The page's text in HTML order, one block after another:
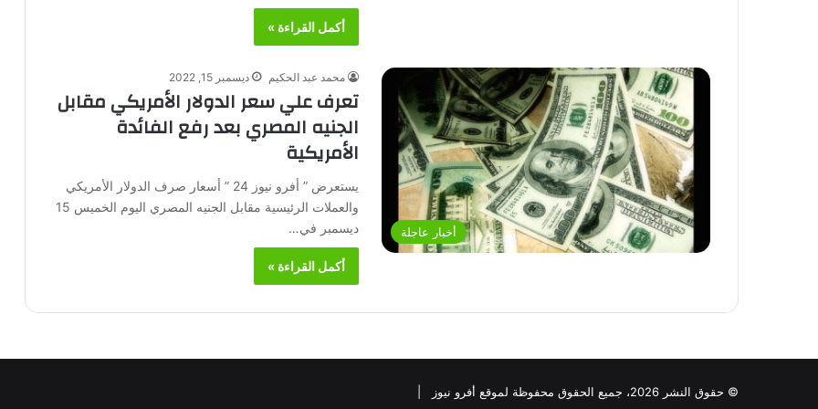
أكمل القراءة »
أخبار عاجلة
محمد عبد الحكيم ديسمبر 15, 2022
تعرف علي سعر الدولار الأمريكي مقابل
الجنيه المصري بعد رفع الفائدة
الأمريكية
يستعرض ” أفرو نيوز 24 ” أسعار صرف الدولار الأمريكي
والعملات الرئيسية مقابل الجنيه المصري اليوم الخميس 15
ديسمبر في…
أكمل القراءة »
© حقوق النشر 2026، جميع الحقوق محفوظة لموقع أفرو نيوز |